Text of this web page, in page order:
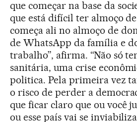
que começar na base da
que está difícil ter almoço
começa ali no almoço de
de WhatsApp da família e
trabalho”, afirma. “Não só
sanitária, uma crise
politica. Pela primeira vez
o risco de perder a
que ficar claro que ou você
ou esse país vai se